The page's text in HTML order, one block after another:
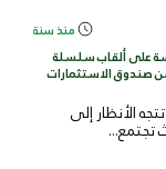
منذ سنة
على ألقاب سلسلة
صندوق الاستثمارات
الأنظار إلى